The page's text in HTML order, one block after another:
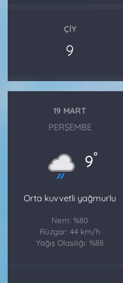
ÇIY
9
19 MART
PERŞEMBE
9°
Orta kuvvetli yağmurlu
Nem: %80
Rüzgar: 44 km/h
Yağış Olasılığı: %88